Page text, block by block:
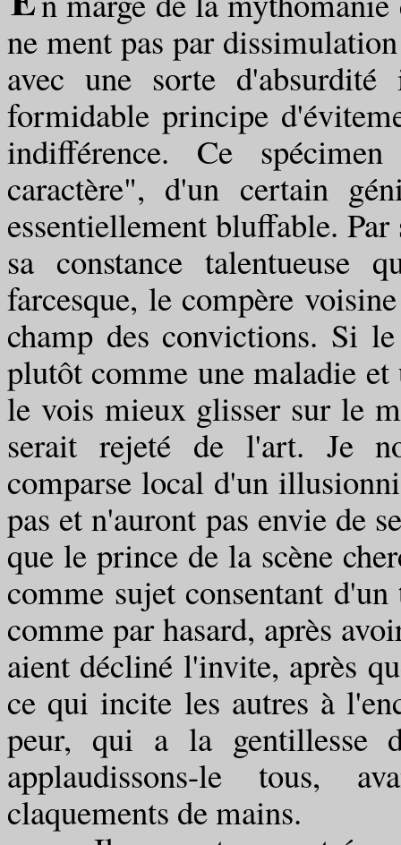
ne ment pas par
avec une sorte
formidable principe
indifférence. Ce
caractère", d'un certain
essentiellement bluffable.
sa constance talentueuse
farcesque, le compère
champ des convictions. Si
plutôt comme une maladie
le vois mieux glisser sur le
serait rejeté de l'art. Je
comparse local d'un
pas et n'auront pas envie de
que le prince de la scène
comme sujet consentant
comme par hasard, après
aient décliné l'invite, après
ce qui incite les autres à
peur, qui a la gentillesse
applaudissons-le tous,
claquements de mains.